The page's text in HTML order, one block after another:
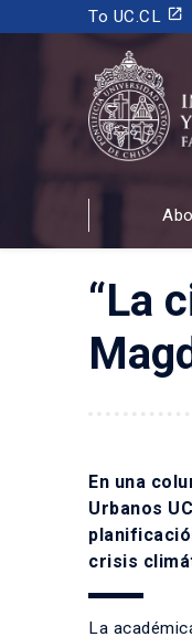
To UC.CL launch
Y
FACULTAD
“La
En una
Urbanos
crisis
La